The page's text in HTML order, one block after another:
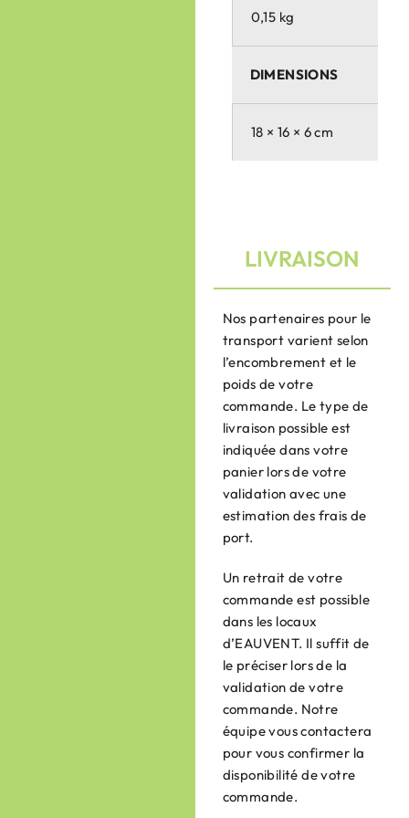
0,15 kg
DIMENSIONS
18 × 16 × 6 cm
LIVRAISON
Nos partenaires pour le
transport varient selon
l’encombrement et le
poids de votre
commande. Le type de
livraison possible est
indiquée dans votre
panier lors de votre
validation avec une
estimation des frais de
port.
Un retrait de votre
commande est possible
dans les locaux
d’EAUVENT. Il suffit de
le préciser lors de la
validation de votre
commande. Notre
équipe vous contactera
pour vous confirmer la
disponibilité de votre
commande.